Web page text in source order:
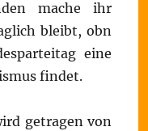
mache ihr
bleibt, obn
eine
findet.
getragen von